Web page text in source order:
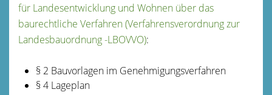
für Landesentwicklung und Wohnen über das
baurechtliche Verfahren (Verfahrensverordnung zur
Landesbauordnung -LBOVVO):
§ 2 Bauvorlagen im Genehmigungsverfahren
§ 4 Lageplan